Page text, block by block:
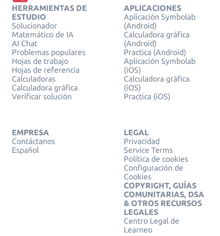
HERRAMIENTAS DE
ESTUDIO
Solucionador
Matemático de IA
AI Chat
Problemas populares
Hojas de trabajo
Hojas de referencia
Calculadoras
Calculadora gráfica
Verificar solución
APLICACIONES
Aplicación Symbolab
(Android)
Calculadora gráfica
(Android)
Practica (Android)
Aplicación Symbolab
(iOS)
Calculadora gráfica
(iOS)
Practica (iOS)
EMPRESA
Contáctanos
Español
LEGAL
Privacidad
Service Terms
Política de cookies
Configuración de
Cookies
COPYRIGHT, GUÍAS
COMUNITARIAS, DSA
& OTROS RECURSOS
LEGALES
Centro Legal de
Learneo